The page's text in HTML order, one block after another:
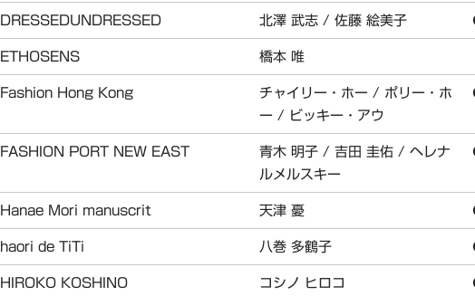
DRESSEDUNDRESSED 北澤 武志 / 佐藤 絵美子
ETHOSENS 橋本 唯
Fashion Hong Kong
チャイリー・ホー / ポリー・ホ
ー / ビッキー・アウ
FASHION PORT NEW EAST
青木 明子 / 吉田 圭佑 / ヘレナ
ルメルスキー
Hanae Mori manuscrit 天津 憂
haori de TiTi 八巻 多鶴子
HIROKO KOSHINO コシノ ヒロコ